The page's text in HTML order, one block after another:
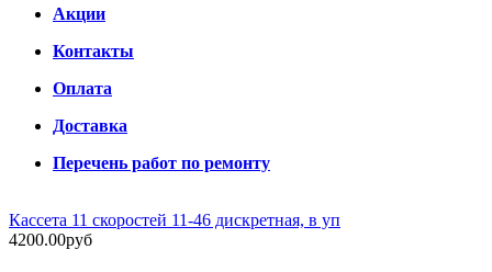
Акции
Контакты
Оплата
Доставка
Перечень работ по ремонту
Кассета 11 скоростей 11-46 дискретная, в уп
4200.00руб